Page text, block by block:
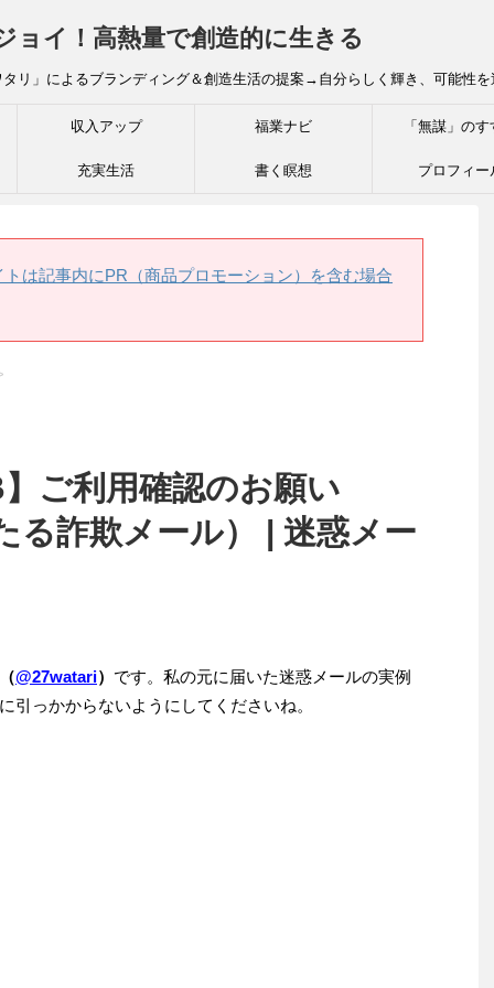
ョイ！高熱量で創造的に生きる
リ」によるブランディング＆創造生活の提案→自分らしく輝き、可能性
収入アップ 福業ナビ 「無謀」の
充実生活 書く瞑想 プロフィー
トは記事内にPR（商品プロモーション）を含む場合
ご利用確認のお願い
る詐欺メール） | 迷惑メー
@27watari） です。私の元に届いた迷惑メールの実例
引っかからないようにしてくださいね。